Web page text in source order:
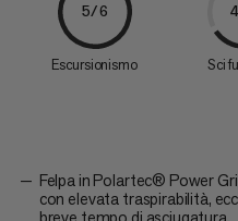
5/6
Escursionismo Sci
Felpa in Polartec® Power
con elevata traspirabilità,
breve tempo di asciugatura.